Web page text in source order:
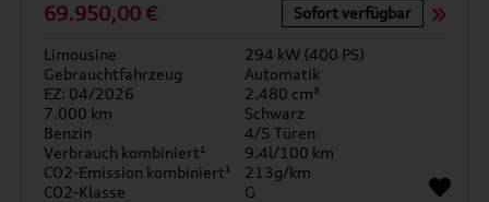
69.950,00 € Sofort verfügbar
Limousine
294 kW (400 PS)
Gebrauchtfahrzeug
Automatik
EZ: 04/2026
2.480 cm³
7.000 km
Schwarz
Benzin
4/5 Türen
Verbrauch kombiniert¹
9.4l/100 km
CO2-Emission kombiniert¹
213g/km
CO2-Klasse
G